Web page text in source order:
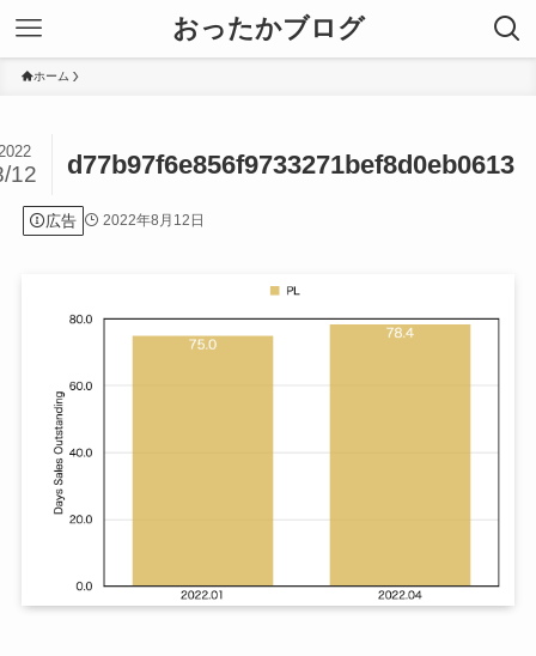
おったかブログ
ホーム
d77b97f6e856f9733271bef8d0eb0613
12
広告 2022年8月12日